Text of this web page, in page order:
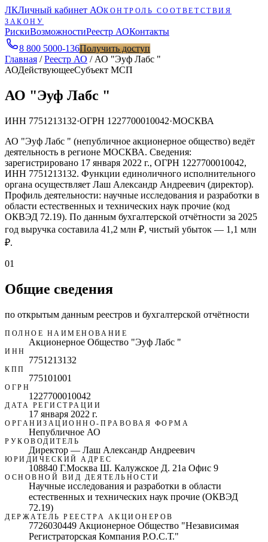
ЛКЛичный кабинет АОКОНТРОЛЬ СООТВЕТСТВИЯ
ЗАКОНУ
РискиВозможностиРеестр АОКонтакты
8 800 5000-136Получить доступ
Главная /Реестр АО / АО "Эуф Лабс "
АОДействующееСубъект МСП
АО "Эуф Лабс "
ИНН 7751213132·ОГРН 1227700010042·МОСКВА
АО "Эуф Лабс " (непубличное акционерное общество) ведёт
деятельность в регионе МОСКВА. Сведения:
зарегистрировано 17 января 2022 г., ОГРН 1227700010042,
ИНН 7751213132. Функции единоличного исполнительного
органа осуществляет Лаш Александр Андреевич (директор).
Профиль деятельности: научные исследования и разработки в
области естественных и технических наук прочие (код
ОКВЭД 72.19). По данным бухгалтерской отчётности за 2025
год выручка составила 41,2 млн ₽, чистый убыток — 1,1 млн
₽.
01
Общие сведения
по открытым данным реестров и бухгалтерской отчётности
ПОЛНОЕ НАИМЕНОВАНИЕ
Акционерное Общество "Эуф Лабс "
ИНН
7751213132
КПП
775101001
ОГРН
1227700010042
ДАТА РЕГИСТРАЦИИ
17 января 2022 г.
ОРГАНИЗАЦИОННО-ПРАВОВАЯ ФОРМА
Непубличное АО
РУКОВОДИТЕЛЬ
Директор — Лаш Александр Андреевич
ЮРИДИЧЕСКИЙ АДРЕС
108840 Г.Москва Ш. Калужское Д. 21а Офис 9
ОСНОВНОЙ ВИД ДЕЯТЕЛЬНОСТИ
Научные исследования и разработки в области
естественных и технических наук прочие (ОКВЭД
72.19)
ДЕРЖАТЕЛЬ РЕЕСТРА АКЦИОНЕРОВ
7726030449 Акционерное Общество "Независимая
Регистраторская Компания Р.О.С.Т."